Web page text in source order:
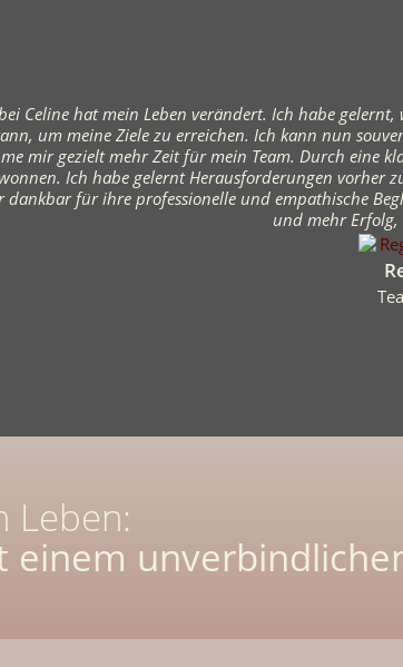
Celine hat mein Leben verändert. Ich habe
um meine Ziele zu erreichen. Ich kann nun
mir gezielt mehr Zeit für mein Team. Durch eine
Ich habe gelernt Herausforderungen vorher
dankbar für ihre professionelle und empathische
und mehr Erfolg,
Leben:
einem